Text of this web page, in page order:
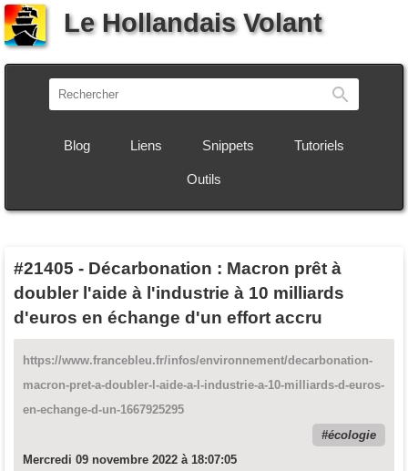
Le Hollandais Volant
Blog Liens Snippets Tutoriels
Outils
#21405 - Décarbonation : Macron prêt à
doubler l'aide à l'industrie à 10 milliards
d'euros en échange d'un effort accru
https://www.francebleu.fr/infos/environnement/decarbonation-
macron-pret-a-doubler-l-aide-a-l-industrie-a-10-milliards-d-euros-
en-echange-d-un-1667925295
écologie
Mercredi 09 novembre 2022 à 18:07:05